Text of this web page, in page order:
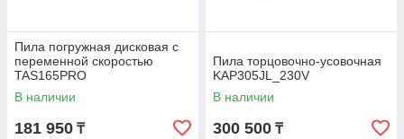
Пила погружная дисковая с
переменной скоростью
TAS165PRO
В наличии
181 950 ₸
Пила торцовочно-усовочная
KAP305JL_230V
В наличии
300 500 ₸